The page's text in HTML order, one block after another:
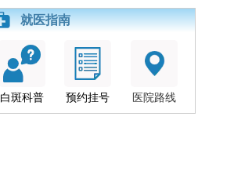
就医指南
白斑科普 预约挂号 医院路线